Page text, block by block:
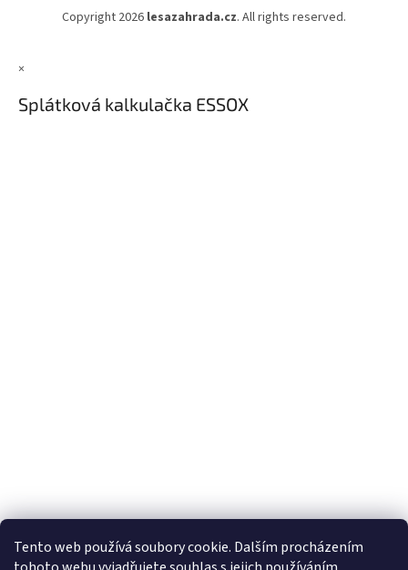
Tento web používá soubory cookie. Dalším procházením
Copyright 2026 lesazahrada.cz. All rights reserved.
×
Splátková kalkulačka ESSOX